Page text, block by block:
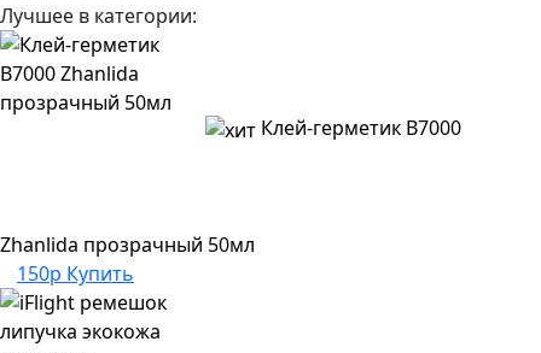
Лучшее в категории:
Клей-герметик B7000
Zhanlida прозрачный 50мл
150р Купить